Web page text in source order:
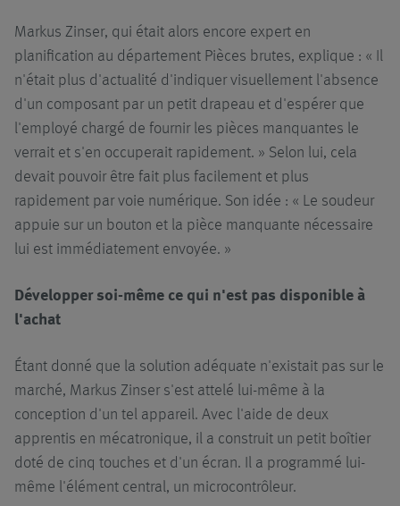
Markus Zinser, qui était alors encore expert en
planification au département Pièces brutes, explique : « Il
n'était plus d'actualité d'indiquer visuellement l'absence
d'un composant par un petit drapeau et d'espérer que
l'employé chargé de fournir les pièces manquantes le
verrait et s'en occuperait rapidement. » Selon lui, cela
devait pouvoir être fait plus facilement et plus
rapidement par voie numérique. Son idée : « Le soudeur
appuie sur un bouton et la pièce manquante nécessaire
lui est immédiatement envoyée. »
Développer soi-même ce qui n'est pas disponible à
l'achat
Étant donné que la solution adéquate n'existait pas sur le
marché, Markus Zinser s'est attelé lui-même à la
conception d'un tel appareil. Avec l'aide de deux
apprentis en mécatronique, il a construit un petit boîtier
doté de cinq touches et d'un écran. Il a programmé lui-
même l'élément central, un microcontrôleur.